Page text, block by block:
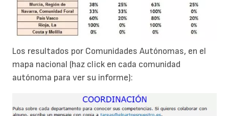
Los resultados por Comunidades Autónomas, en el
mapa nacional (haz click en cada comunidad
autónoma para ver su informe):